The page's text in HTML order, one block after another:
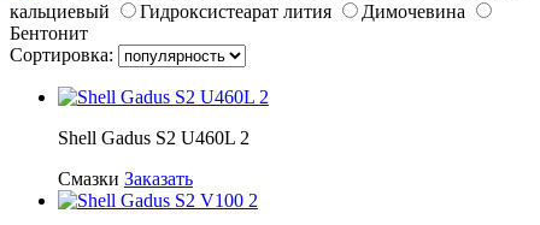
кальциевый
Гидроксистеарат лития
Димочевина
Бентонит
Сортировка:
Shell Gadus S2 U460L 2
Смазки Заказать